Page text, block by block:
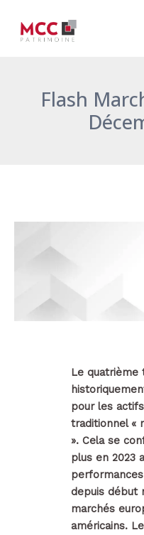
contenu
Flash
Le
pour les
traditionnel «
». Cela se
plus en 2023
performances
depuis début
marchés
américains.
des
articles